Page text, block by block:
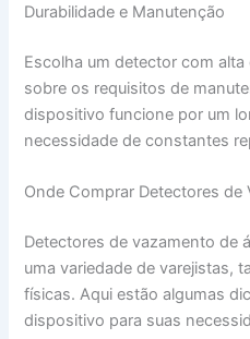
Durabilidade e Manutenção
Escolha um detector com
sobre os requisitos de
dispositivo funcione por um
necessidade de constantes
Onde Comprar Detectores de
Detectores de vazamento de
uma variedade de varejistas,
físicas. Aqui estão algumas
dispositivo para suas